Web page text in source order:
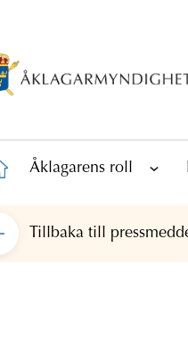
Åklagarens roll
Tillbaka till